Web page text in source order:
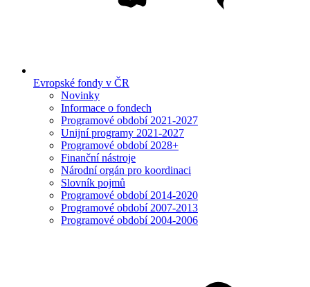
Evropské fondy v ČR
Novinky
Informace o fondech
Programové období 2021-2027
Unijní programy 2021-2027
Programové období 2028+
Finanční nástroje
Národní orgán pro koordinaci
Slovník pojmů
Programové období 2014-2020
Programové období 2007-2013
Programové období 2004-2006